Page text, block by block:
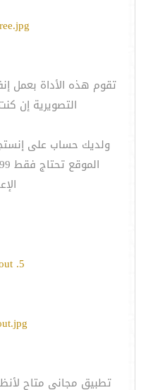
تقوم هذه الأداة بعمل
التصويرية إن
ولديك حساب على
5. Get About
تطبيق مجانى متاح